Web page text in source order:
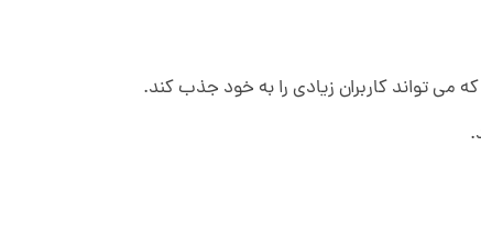
تواند کاربران زیادی را به خود جذب کند.